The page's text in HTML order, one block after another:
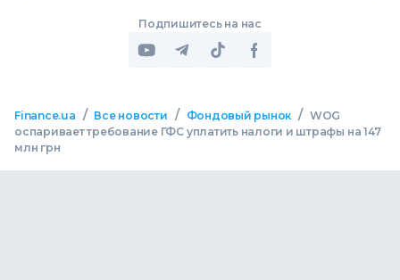
Подпишитесь на нас
Finance.ua / Все новости / Фондовый рынок / WOG
оспаривает требование ГФС уплатить налоги и штрафы на 147
млн грн